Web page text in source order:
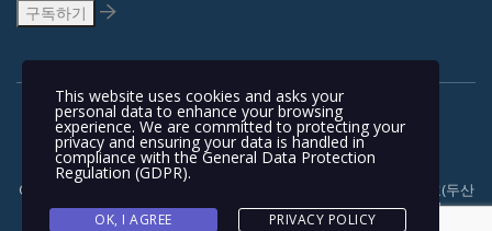
Copyright © 1991-2018 | 경기도 안양시 흥안대로 415, 서관 1110호(두산
벤처다임) 우: 14059 | T +82-31-478-5434 | F +82-31-478-5437 |
NEOKOREA TRADING COMPANY LIMITED. NEOKOREA. ALL RIGHTS
This website uses cookies and asks your
personal data to enhance your browsing
experience. We are committed to protecting your
privacy and ensuring your data is handled in
compliance with theGeneral Data Protection
Regulation (GDPR).
OK, I AGREE PRIVACY POLICY